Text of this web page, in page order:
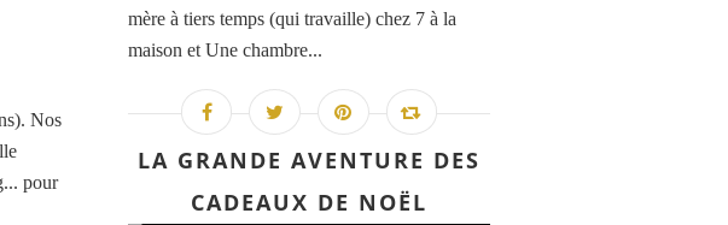
Nos
pour
mère à tiers temps (qui travaille) chez 7 à la
maison et Une chambre...
LA GRANDE AVENTURE DES
CADEAUX DE NOËL